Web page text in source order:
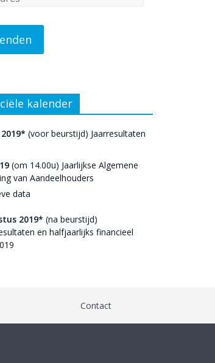
kalender
(voor beurstijd) Jaarresultaten
(om 14.00u) Jaarlijkse Algemene
van Aandeelhouders
data
2019* (na beurstijd)
en halfjaarlijks financieel
Contact